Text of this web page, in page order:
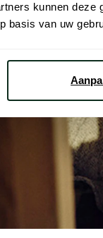
kunnen
basis van uw